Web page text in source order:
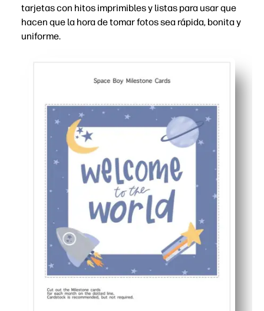
tarjetas con hitos imprimibles y listas para usar que
hacen que la hora de tomar fotos sea rápida, bonita y
uniforme.
Sin preparación: simplemente imprima en casa y
Diseño listo para tomar fotografías: colores
Conservación significativa de la memoria: haz un